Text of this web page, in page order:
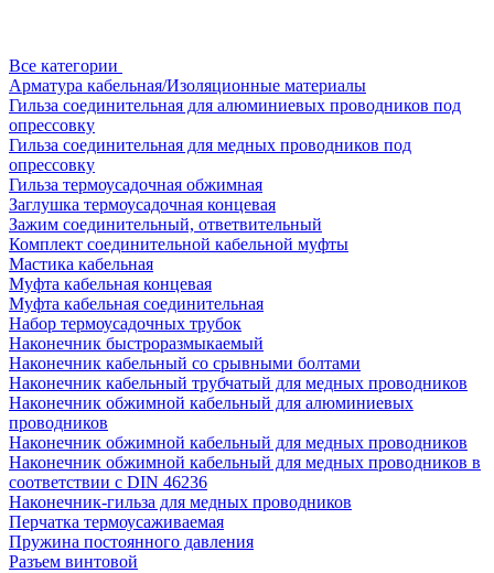
Все категории
Арматура кабельная/Изоляционные материалы
Гильза соединительная для алюминиевых проводников под
опрессовку
Гильза соединительная для медных проводников под
опрессовку
Гильза термоусадочная обжимная
Заглушка термоусадочная концевая
Зажим соединительный, ответвительный
Комплект соединительной кабельной муфты
Мастика кабельная
Муфта кабельная концевая
Муфта кабельная соединительная
Набор термоусадочных трубок
Наконечник быстроразмыкаемый
Наконечник кабельный со срывными болтами
Наконечник кабельный трубчатый для медных проводников
Наконечник обжимной кабельный для алюминиевых
проводников
Наконечник обжимной кабельный для медных проводников
Наконечник обжимной кабельный для медных проводников в
соответствии с DIN 46236
Наконечник-гильза для медных проводников
Перчатка термоусаживаемая
Пружина постоянного давления
Разъем винтовой